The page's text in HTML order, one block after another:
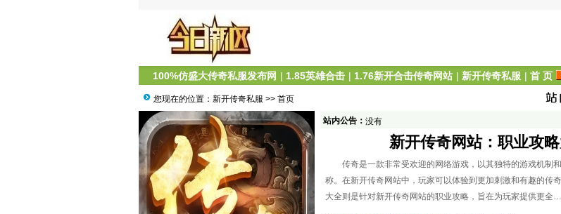
100%仿盛大传奇私服发布网 | 1.85英雄合击 | 1.76新开合击传奇网站 | 新开传奇私服 | 首 页
您现在的位置： 新开传奇私服 >> 首页
站内公告： 没有
新开传奇网站：职业攻
传奇是一款非常受欢迎的网络游戏，以其独特的游戏机制
称。在新开传奇网站中，玩家可以体验到更加刺激和有趣的传
大全则是针对新开传奇网站的职业攻略，旨在为玩家提供更